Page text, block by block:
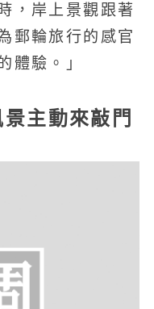
，岸上景觀跟著
郵輪旅行的感官
體驗。」
主動來敲門